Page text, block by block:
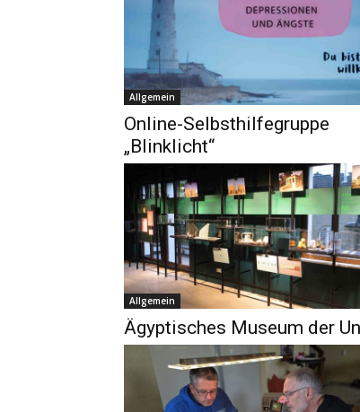
Allgemein
Online-Selbsthilfegruppe
„Blinklicht“
Allgemein
Ägyptisches Museum der